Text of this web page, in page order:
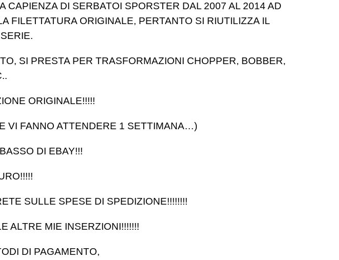
DI SERBATOI SPORSTER DAL 2007 AL 2014 AD
FILETTATURA ORIGINALE, PERTANTO SI RIUTILIZZA IL
SI PRESTA PER TRASFORMAZIONI CHOPPER, BOBBER,
ORIGINALE!!!!!
VI FANNO ATTENDERE 1 SETTIMANA…)
DI EBAY!!!
SULLE SPESE DI SPEDIZIONE!!!!!!!!
ALTRE MIE INSERZIONI!!!!!!!
DI PAGAMENTO,